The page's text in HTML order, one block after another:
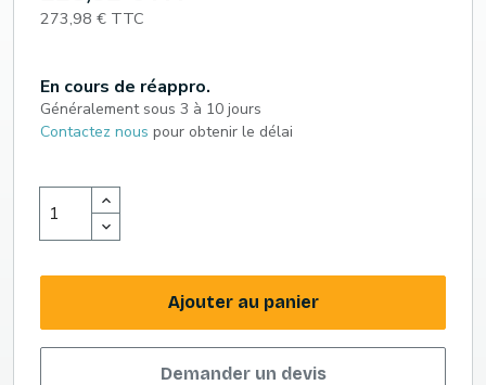
273,98 € TTC
En cours de réappro.
Généralement sous 3 à 10 jours
Contactez nous pour obtenir le délai
Ajouter au panier
Demander un devis